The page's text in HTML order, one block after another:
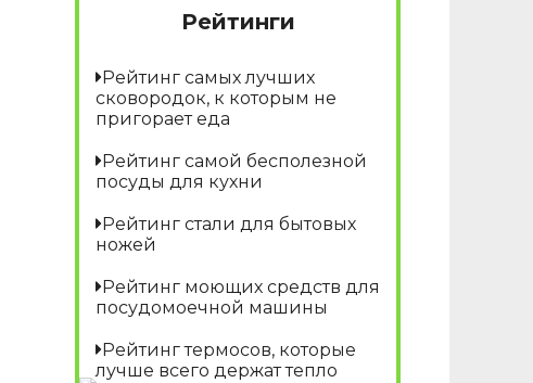
Рейтинги
Рейтинг самых лучших
сковородок, к которым не
пригорает еда
Рейтинг самой бесполезной
посуды для кухни
Рейтинг стали для бытовых
ножей
Рейтинг моющих средств для
посудомоечной машины
Рейтинг термосов, которые
лучше всего держат тепло